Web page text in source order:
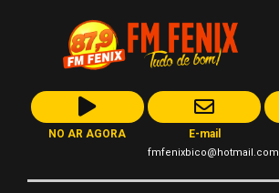
NO AR AGORA E-mail
fmfenixbico@hotmail.com